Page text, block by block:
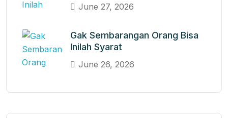
June 27, 2026
Gak Sembarangan Orang Bisa
Inilah Syarat
June 26, 2026